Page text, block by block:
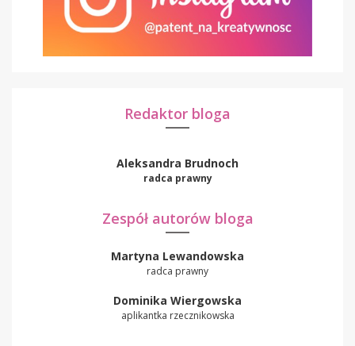
Redaktor bloga
Aleksandra Brudnoch
radca prawny
Zespół autorów bloga
Martyna Lewandowska
radca prawny
Dominika Wiergowska
aplikantka rzecznikowska